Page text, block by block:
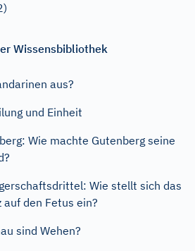
Wissensbibliothek
aus?
und Einheit
Wie machte Gutenberg seine
Wie stellt sich das
den Fetus ein?
sind Wehen?